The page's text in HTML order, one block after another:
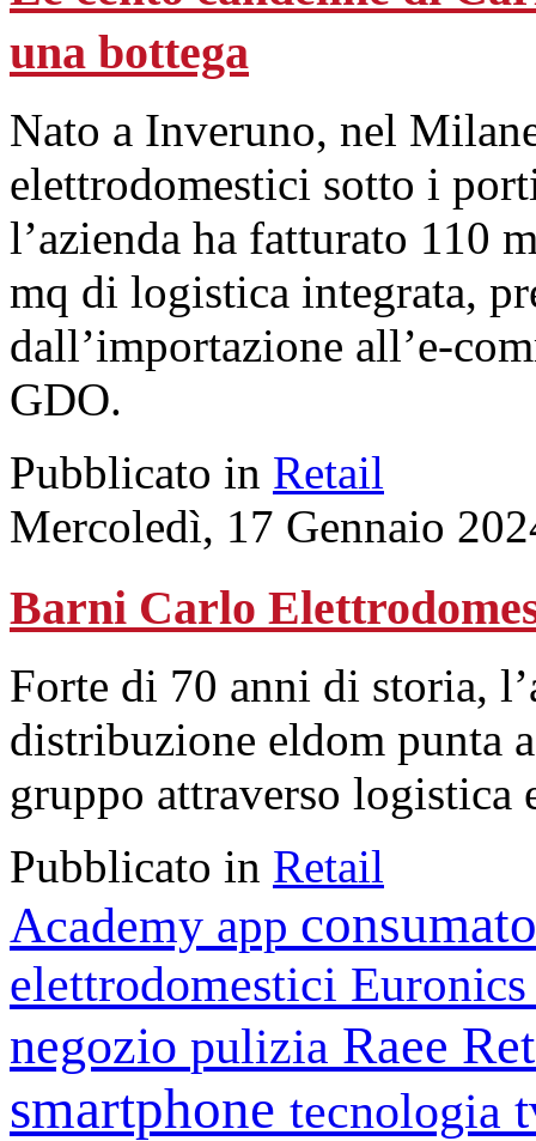
una bottega
Nato a Inveruno, nel
elettrodomestici sotto i
l’azienda ha fatturato 110
mq di logistica integrata,
dall’importazione all’e-
GDO.
Pubblicato in Retail
Mercoledì, 17 Gennaio
Barni Carlo
Forte di 70 anni di storia,
distribuzione eldom punta
gruppo attraverso logistica
Pubblicato in Retail
Academy app
elettrodomestici
negozio pulizia Raee
smartphone tecnologia